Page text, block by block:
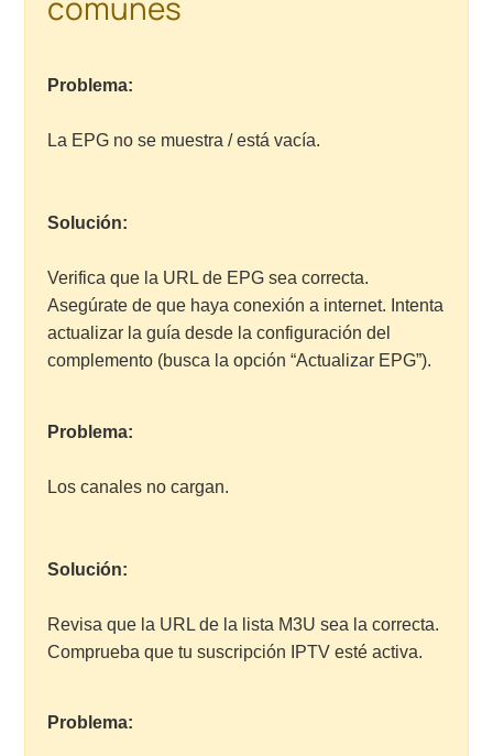
Problema:
La EPG no se muestra / está vacía.
Solución:
Verifica que la URL de EPG sea correcta.
Asegúrate de que haya conexión a internet. Intenta
actualizar la guía desde la configuración del
complemento (busca la opción “Actualizar EPG”).
Problema:
Los canales no cargan.
Solución:
Revisa que la URL de la lista M3U sea la correcta.
Comprueba que tu suscripción IPTV esté activa.
Problema: